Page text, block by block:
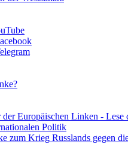
der Europäischen Linken - Lese
Politik
zum Krieg Russlands gegen